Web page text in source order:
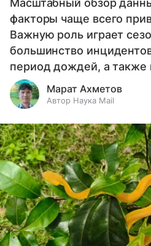
Масштабный обзор
факторы чаще всего
Важную роль играет
большинство
период дождей, а также
Марат Ахметов
Автор Наука Mail